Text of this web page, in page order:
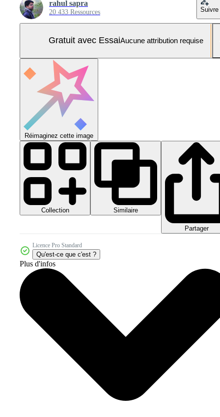
rahul sapra
20 433 Ressources Suivre
Gratuit avec EssaiAucune attribution requise
Réimaginez cette image
Collection Similaire
Partager
Licence Pro Standard
Qu'est-ce que c'est ?
Plus d'infos